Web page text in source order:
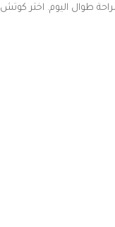
طوال اليوم. اختر كوتش